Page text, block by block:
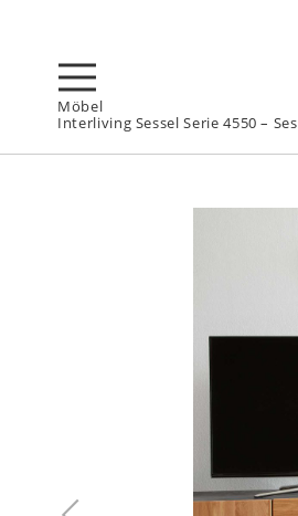
Möbel
Interliving Sessel Serie 4550 –